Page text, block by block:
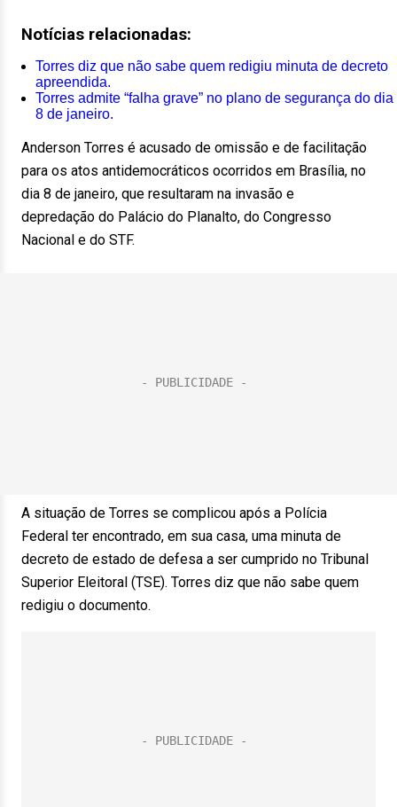
Notícias relacionadas:
Torres diz que não sabe quem redigiu minuta de decreto
apreendida.
Torres admite “falha grave” no plano de segurança do dia
8 de janeiro.
Anderson Torres é acusado de omissão e de facilitação
para os atos antidemocráticos ocorridos em Brasília, no
dia 8 de janeiro, que resultaram na invasão e
depredação do Palácio do Planalto, do Congresso
Nacional e do STF.
A situação de Torres se complicou após a Polícia
Federal ter encontrado, em sua casa, uma minuta de
decreto de estado de defesa a ser cumprido no Tribunal
Superior Eleitoral (TSE). Torres diz que não sabe quem
redigiu o documento.